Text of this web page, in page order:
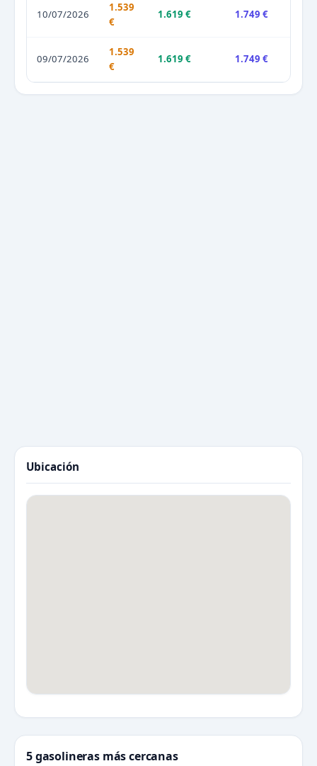
10/07/2026
1.539
€
1.619 € 1.749 €
09/07/2026
1.539
€
1.619 € 1.749 €
Ubicación
5 gasolineras más cercanas